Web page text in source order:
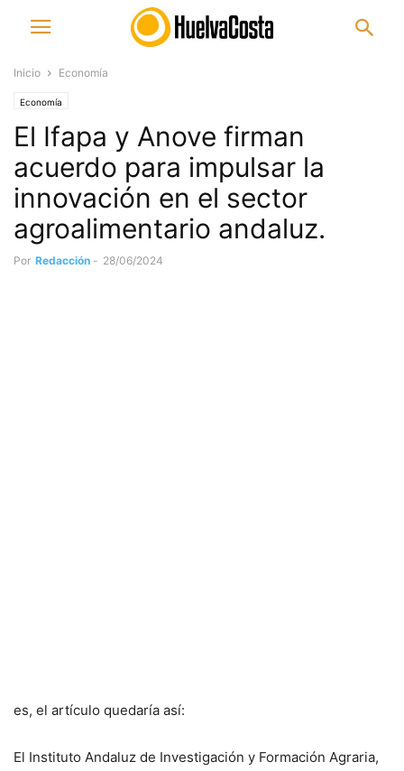
Inicio Economía
Economía
El Ifapa y Anove firman
acuerdo para impulsar la
innovación en el sector
agroalimentario andaluz.
Por Redacción - 28/06/2024
es, el artículo quedaría así:
El Instituto Andaluz de Investigación y Formación Agraria,